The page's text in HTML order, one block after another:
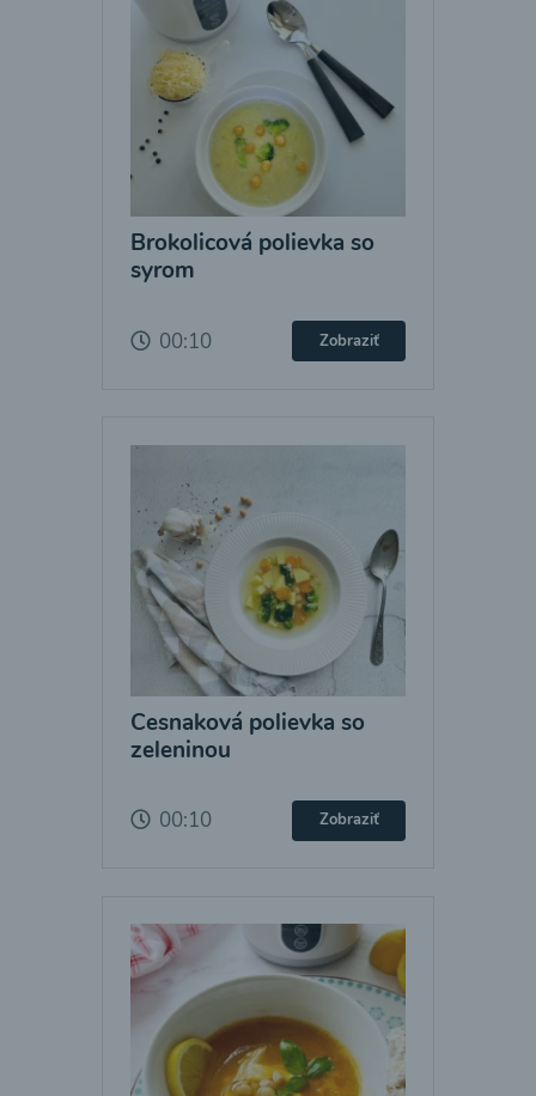
Brokolicová polievka so
syrom
00:10 Zobraziť
Cesnaková polievka so
zeleninou
00:10 Zobraziť